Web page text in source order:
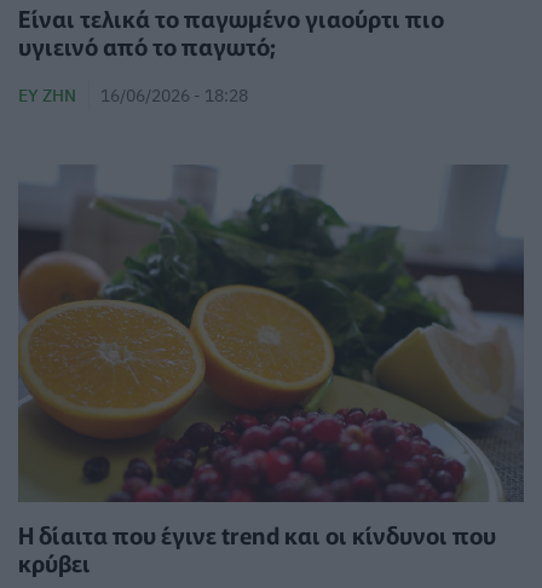
Είναι τελικά το παγωμένο γιαούρτι πιο
υγιεινό από το παγωτό;
ΕΥ ΖΗΝ 16/06/2026 - 18:28
Η δίαιτα που έγινε trend και οι κίνδυνοι που
κρύβει